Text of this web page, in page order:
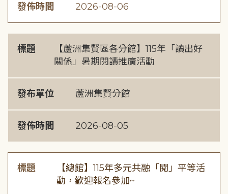
發佈時間 2026-08-06
標題
【蘆洲集賢區各分館】115年「讀出好
關係」暑期閱讀推廣活動
發布單位 蘆洲集賢分館
發佈時間 2026-08-05
標題
【總館】115年多元共融「閱」平等活
動，歡迎報名參加~